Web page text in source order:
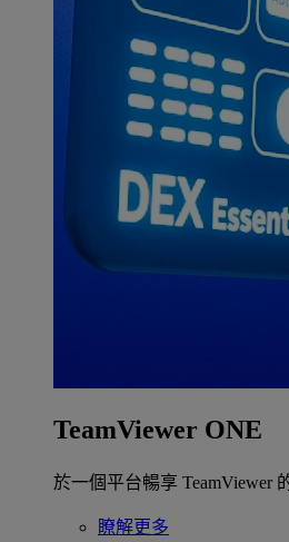
TeamViewer ONE
於一個平台暢享 TeamViewer
瞭解更多